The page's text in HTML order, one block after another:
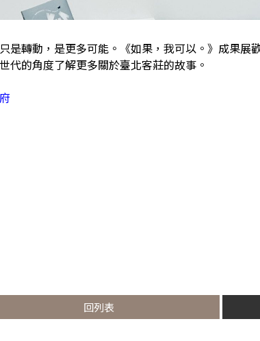
是轉動，是更多可能。《如果，我可以。》成果展
代的角度了解更多關於臺北客莊的故事。
回列表